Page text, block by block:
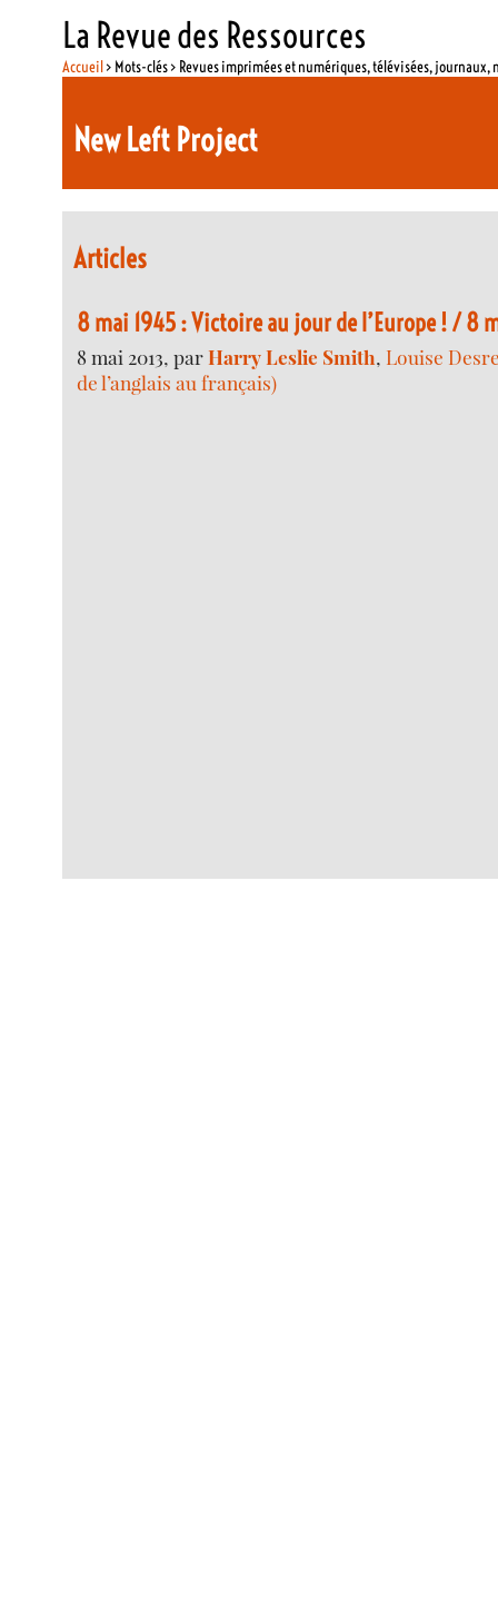
La Revue des Ressources
Accueil> Mots-clés > Revues imprimées et numériques, télévisées, journaux,
New Left Project
Articles
8 mai 1945 : Victoire au jour de l’Europe ! / 8
8 mai 2013, parHarry Leslie Smith,Louise
de l’anglais au français)